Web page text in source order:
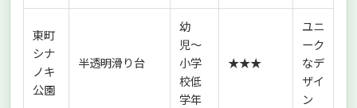
東町
シナ
ノキ
公園
半透明滑り台
幼
児〜
小学
校低
学年
★★★
ユニ
ーク
なデ
ザイ
ン